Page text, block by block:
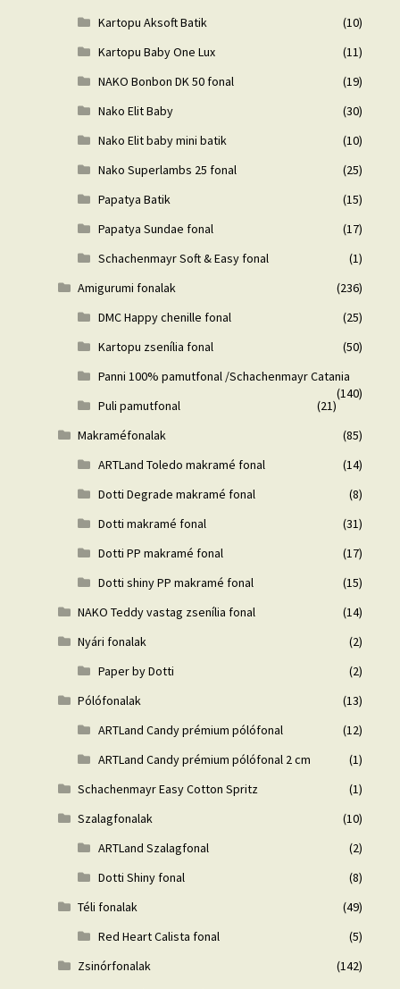
Kartopu Aksoft Batik
(10)
Kartopu Baby One Lux
(11)
NAKO Bonbon DK 50 fonal
(19)
Nako Elit Baby
(30)
Nako Elit baby mini batik
(10)
Nako Superlambs 25 fonal
(25)
Papatya Batik
(15)
Papatya Sundae fonal
(17)
Schachenmayr Soft & Easy fonal
(1)
Amigurumi fonalak
(236)
DMC Happy chenille fonal
(25)
Kartopu zsenília fonal
(50)
Panni 100% pamutfonal /Schachenmayr Catania
(140)
Puli pamutfonal
(21)
Makraméfonalak
(85)
ARTLand Toledo makramé fonal
(14)
Dotti Degrade makramé fonal
(8)
Dotti makramé fonal
(31)
Dotti PP makramé fonal
(17)
Dotti shiny PP makramé fonal
(15)
NAKO Teddy vastag zsenília fonal
(14)
Nyári fonalak
(2)
Paper by Dotti
(2)
Pólófonalak
(13)
ARTLand Candy prémium pólófonal
(12)
ARTLand Candy prémium pólófonal 2 cm
(1)
Schachenmayr Easy Cotton Spritz
(1)
Szalagfonalak
(10)
ARTLand Szalagfonal
(2)
Dotti Shiny fonal
(8)
Téli fonalak
(49)
Red Heart Calista fonal
(5)
Zsinórfonalak
(142)